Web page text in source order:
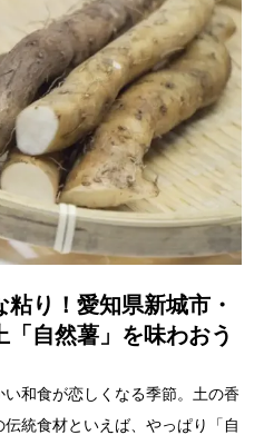
り！愛知県新城市・
自然薯」を味わおう
和食が恋しくなる季節。土の香
統食材といえば、やっぱり「自